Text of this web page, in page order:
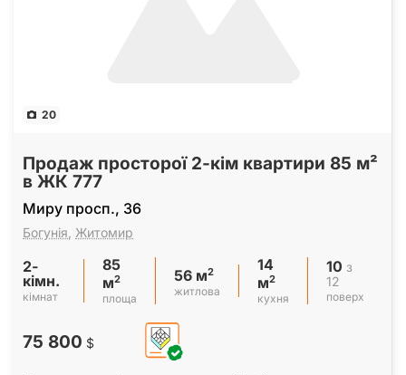
20
Продаж просторої 2-кім квартири 85 м²
в ЖК 777
Миру просп., 36
Богунія Житомир
2-
кімн.
кімнат
85
м2
площа
56 м2
житлова
14
м2
кухня
10 з
12
поверх
75 800 $